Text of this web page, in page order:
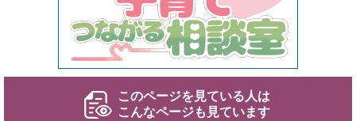
このページを見ている人は
こんなページも見ています